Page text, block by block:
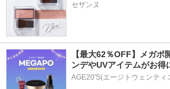
セザンヌ
【最大62％OFF】メガポ
ンデやUVアイテムがお得
AGE20'S(エージトウェンティ